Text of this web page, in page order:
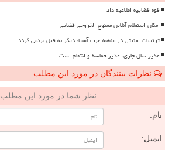
قوه قضاییه اطلاعیه داد
امکان استعلام آنلاین ممنوع الخروجی قضایی
ترتیبات امنیتی در منطقه غرب آسیا، دیگر به قبل برنمی گردد
غدیر سال جاری، غدیر حماسه و انتقام است
نظرات بینندگان در مورد این مطلب
نظر شما در مورد این مطلب
نام:
ایمیل: